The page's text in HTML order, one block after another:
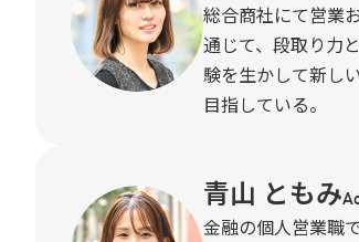
総合商社にて営業
通じて、段取り力
験を生かして新し
目指している。
青山 ともみ
金融の個人営業職